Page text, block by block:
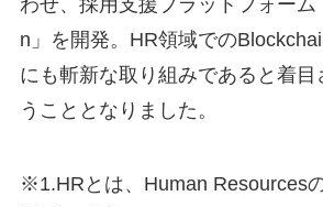
n」を開発。HR領域での
にも斬新な取り組みであると着
うこととなりました。
※1.HRとは、Human Resources